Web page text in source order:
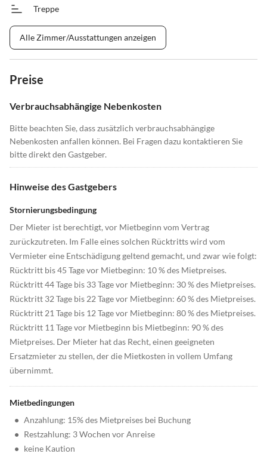
Treppe
Alle Zimmer/Ausstattungen anzeigen
Preise
Verbrauchsabhängige Nebenkosten
Bitte beachten Sie, dass zusätzlich verbrauchsabhängige
Nebenkosten anfallen können. Bei Fragen dazu kontaktieren Sie
bitte direkt den Gastgeber.
Hinweise des Gastgebers
Stornierungsbedingung
Der Mieter ist berechtigt, vor Mietbeginn vom Vertrag
zurückzutreten. Im Falle eines solchen Rücktritts wird vom
Vermieter eine Entschädigung geltend gemacht, und zwar wie folgt:
Rücktritt bis 45 Tage vor Mietbeginn: 10 % des Mietpreises.
Rücktritt 44 Tage bis 33 Tage vor Mietbeginn: 30 % des Mietpreises.
Rücktritt 32 Tage bis 22 Tage vor Mietbeginn: 60 % des Mietpreises.
Rücktritt 21 Tage bis 12 Tage vor Mietbeginn: 80 % des Mietpreises.
Rücktritt 11 Tage vor Mietbeginn bis Mietbeginn: 90 % des
Mietpreises. Der Mieter hat das Recht, einen geeigneten
Ersatzmieter zu stellen, der die Mietkosten in vollem Umfang
übernimmt.
Mietbedingungen
• Anzahlung: 15% des Mietpreises bei Buchung
• Restzahlung: 3 Wochen vor Anreise
• keine Kaution